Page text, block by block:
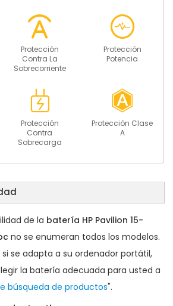
Protección
Contra La
Sobrecorriente
Protección
Potencia
Protección
Contra
Sobrecarga
Protección Clase
A
de la batería HP Pavilion 15-
no se enumeran todos los modelos.
se adapta a su ordenador portátil,
la batería adecuada para usted a
búsqueda de productos".